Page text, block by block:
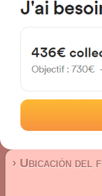
19161
Calle
› Ubicación del